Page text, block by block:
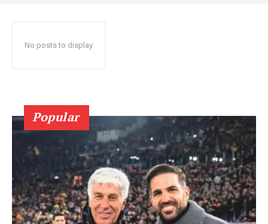
No posts to display
Popular